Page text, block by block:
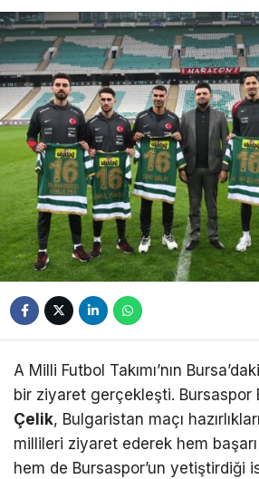
A Milli Futbol Takımı’nın
bir ziyaret gerçekleşti. Bursaspor
Çelik, Bulgaristan maçı
millileri ziyaret ederek hem
hem de Bursaspor’un yetiştirdiği